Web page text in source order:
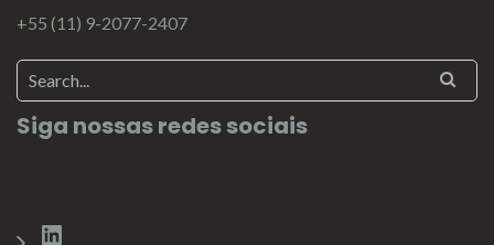
+55 (11) 9-2077-2407
Siga nossas redes sociais